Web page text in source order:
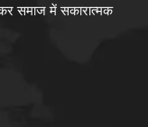
समाज में सकारात्मक